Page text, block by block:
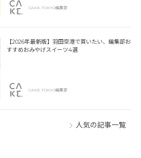
CAKE.TOKYO編集部
【2026年最新版】羽田空港で買いたい、編集部お
すすめおみやげスイーツ4選
CAKE.TOKYO編集部
人気の記事一覧